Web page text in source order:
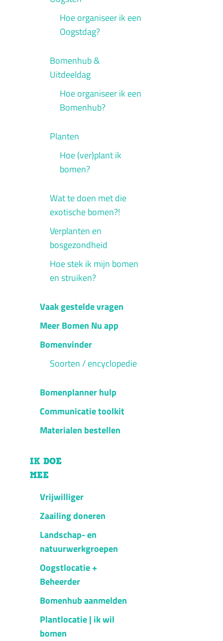
Hoe organiseer ik een
Oogstdag?
Bomenhub &
Uitdeeldag
Hoe organiseer ik een
Bomenhub?
Planten
Hoe (ver)plant ik
bomen?
Wat te doen met die
exotische bomen?!
Verplanten en
bosgezondheid
Hoe stek ik mijn bomen
en struiken?
Vaak gestelde vragen
Meer Bomen Nu app
Bomenvinder
Soorten / encyclopedie
Bomenplanner hulp
Communicatie toolkit
Materialen bestellen
IK DOE
MEE
Vrijwilliger
Zaailing doneren
Landschap- en
natuurwerkgroepen
Oogstlocatie +
Beheerder
Bomenhub aanmelden
Plantlocatie | ik wil
bomen